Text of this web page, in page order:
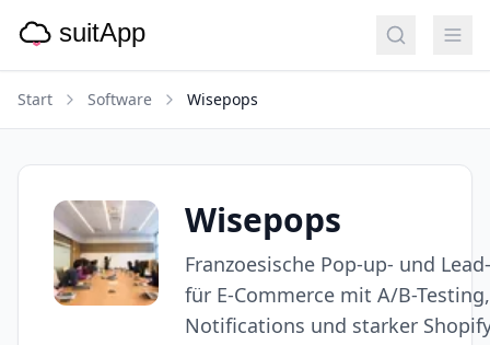
Start Software Wisepops
Wisepops
Franzoesische Pop-up- und
für E-Commerce mit A/B-
Notifications und starker